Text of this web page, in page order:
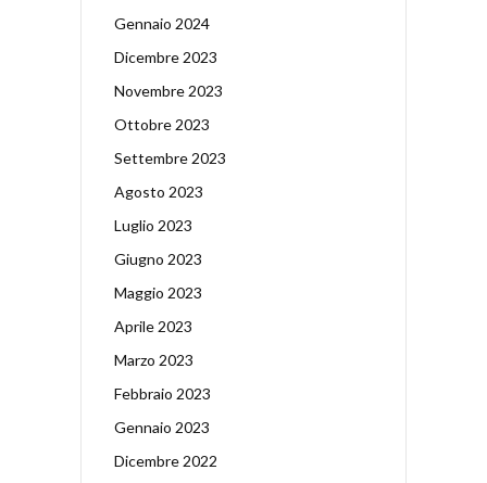
Gennaio 2024
Dicembre 2023
Novembre 2023
Ottobre 2023
Settembre 2023
Agosto 2023
Luglio 2023
Giugno 2023
Maggio 2023
Aprile 2023
Marzo 2023
Febbraio 2023
Gennaio 2023
Dicembre 2022